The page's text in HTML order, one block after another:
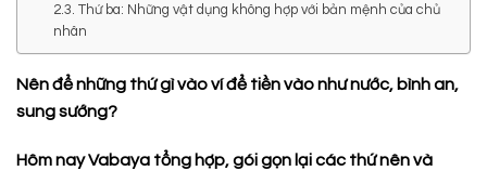
2.3. Thứ ba: Những vật dụng không hợp với bản mệnh của chủ
nhân
Nên để những thứ gì vào ví để tiền vào như nước, bình an,
sung sướng?
Hôm nay Vabaya tổng hợp, gói gọn lại các thứ nên và